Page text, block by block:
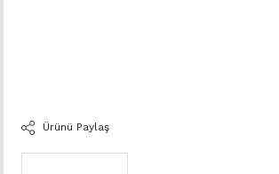
Ürünü Paylaş